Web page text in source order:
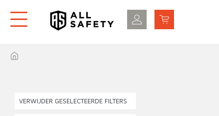
VERWIJDER GESELECTEERDE FILTERS